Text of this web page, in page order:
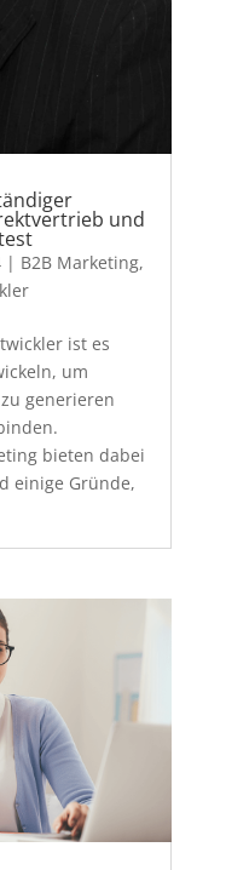
und
| B2B Marketing,
ist es
um
generieren
bieten dabei
einige Gründe,